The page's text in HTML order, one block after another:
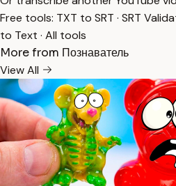
Free tools: TXT to SRT · SRT
to Text · All tools
More from Познаватель
View All